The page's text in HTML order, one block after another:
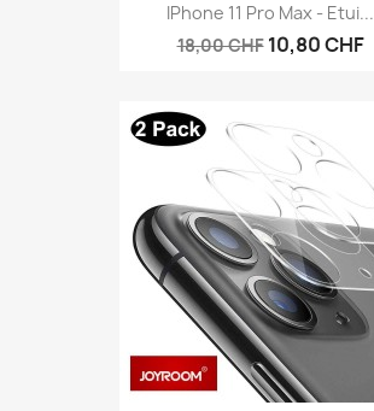
IPhone 11 Pro Max - Etui...
18,00 CHF 10,80 CHF